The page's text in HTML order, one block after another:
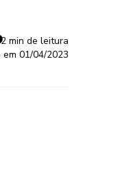
2 min de leitura
01/04/2023